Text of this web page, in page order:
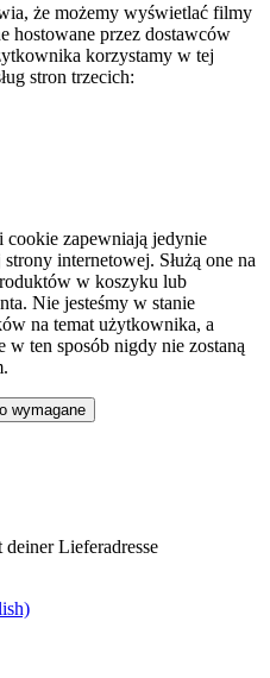
że możemy wyświetlać filmy
hostowane przez dostawców
korzystamy w tej
stron trzecich:
cookie zapewniają jedynie
internetowej. Służą one na
w koszyku lub
Nie jesteśmy w stanie
na temat użytkownika, a
w ten sposób nigdy nie zostaną
wymagane
deiner Lieferadresse